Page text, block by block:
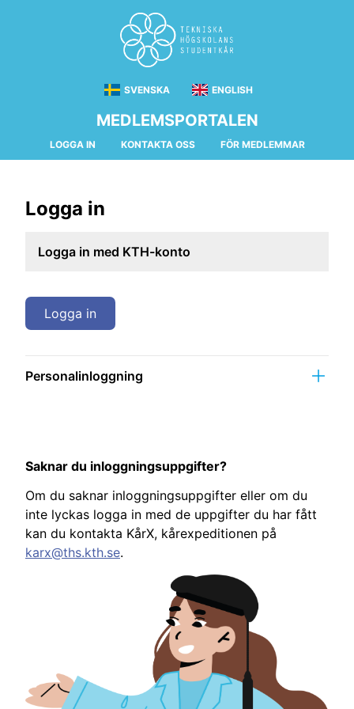
MEDLEMSPORTALEN
LOGGA IN KONTAKTA OSS FÖR MEDLEMMAR
SVENSKA ENGLISH
Logga in
Logga in med KTH-konto
Logga in
Personalinloggning
Saknar du inloggningsuppgifter?
Om du saknar inloggningsuppgifter eller om du
inte lyckas logga in med de uppgifter du har fått
kan du kontakta KårX, kårexpeditionen på
karx@ths.kth.se.